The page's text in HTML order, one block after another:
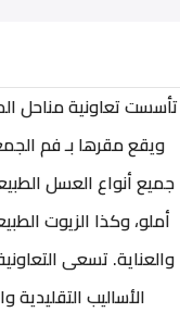
ويقع مقرها بـ فم
جميع أنواع العسل
أملو، وكذا الزيوت
والعناية. تسعى
الأساليب